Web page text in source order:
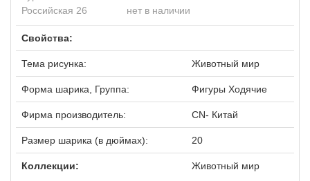
Российская 26
нет в наличии
Свойства:
Тема рисунка: Животный мир
Форма шарика, Группа: Фигуры Ходячие
Фирма производитель: CN- Китай
Размер шарика (в дюймах): 20
Коллекции: Животный мир